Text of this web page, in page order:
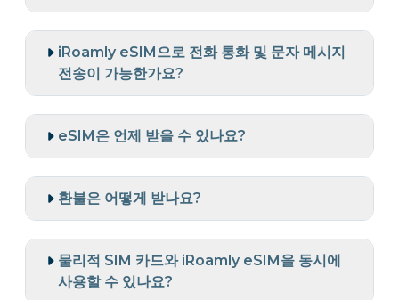
iRoamly eSIM으로 전화 통화 및 문자 메시지
전송이 가능한가요?
eSIM은 언제 받을 수 있나요?
환불은 어떻게 받나요?
물리적 SIM 카드와 iRoamly eSIM을 동시에
사용할 수 있나요?